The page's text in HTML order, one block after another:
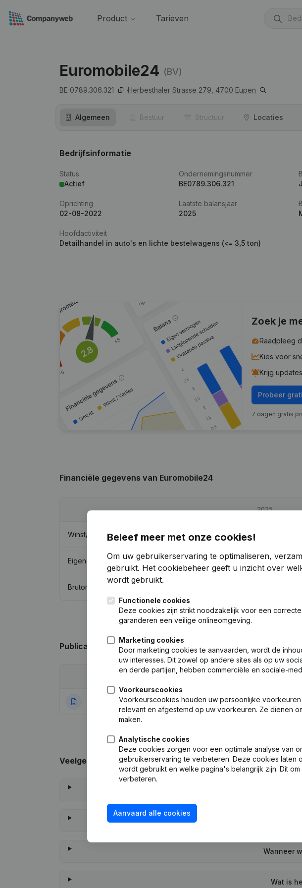
Product Tarieven
Euromobile24 (BV)
BE 0789.306.321 Herbesthaler Strasse 279, 4700 Eupen
Algemeen Bestuur Structuur Locaties
Bedrijfsinformatie
Status
Actief
Ondernemingsnummer
BE0789.306.321
Oprichting
02-08-2022
Laatste balansjaar
2025
Hoofdactiviteit
Detailhandel in auto's en lichte bestelwagens (<= 3,5 ton)
Zoek je
Raadpleeg
Kies voor
Krijg
Probeer
7 dagen gratis
Financiële gegevens van Euromobile24
2025
Winst/Verlies €137.333
Eigen vermogen €326.034
Brutomarge
Publicaties van Euromobile24
Publicatie
04-08-2022 Rubrik Gruendung (Neue Rechtsperson,
Veelgestelde vragen
Wanneer
Wat is
Beleef meer met onze cookies!
Om uw gebruikerservaring te optimaliseren,
gebruikt. Het cookiebeheer geeft u inzicht over
wordt gebruikt.
Functionele cookies
Deze cookies zijn strikt noodzakelijk voor een
garanderen een veilige onlineomgeving.
Marketing cookies
Door marketing cookies te aanvaarden, wordt de
uw interesses. Dit zowel op andere sites als op uw
en derde partijen, hebben commerciële en sociale-
Voorkeurscookies
Voorkeurscookies houden uw persoonlijke
relevant en afgestemd op uw voorkeuren. Ze dienen
maken.
Analytische cookies
Deze cookies zorgen voor een optimale analyse van
gebruikerservaring te verbeteren. Deze cookies
wordt gebruikt en welke pagina's belangrijk zijn. Dit
verbeteren.
Aanvaard alle cookies